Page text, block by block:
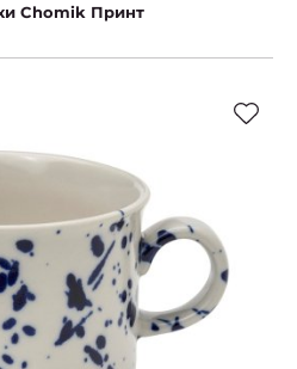
Chomik Принт